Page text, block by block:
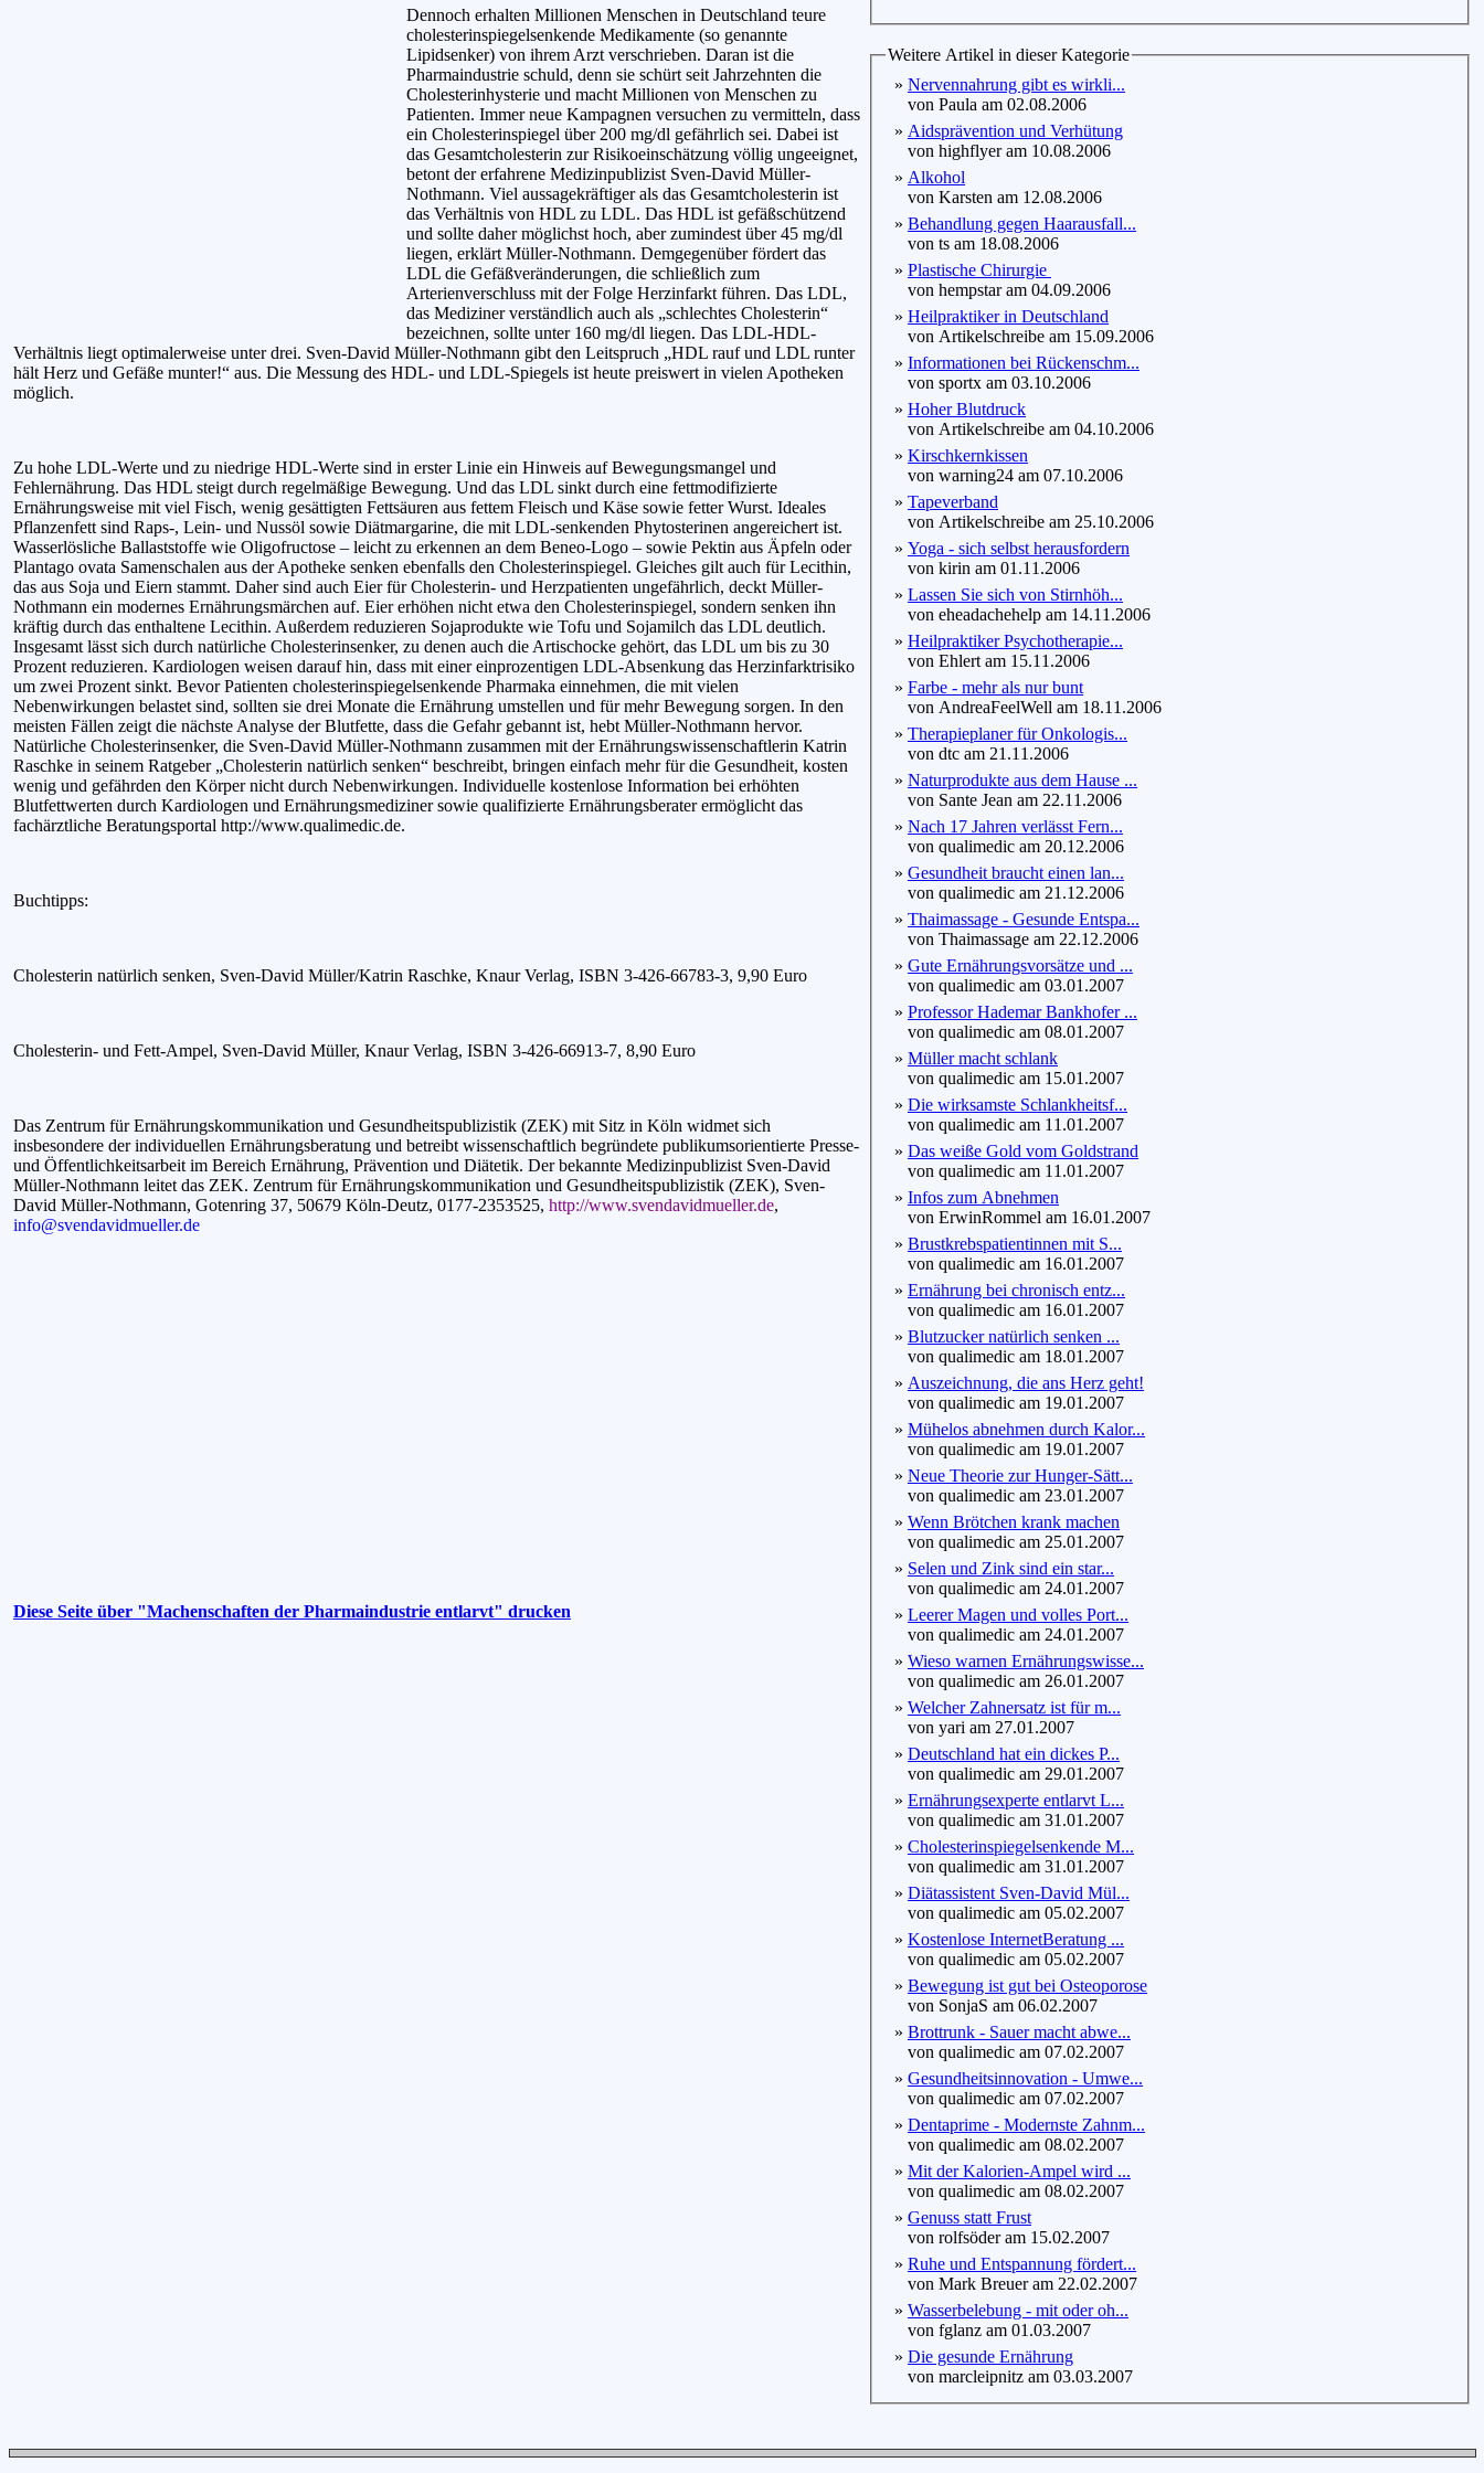
Dennoch erhalten Millionen Menschen in Deutschland teure
cholesterinspiegelsenkende Medikamente (so genannte
Lipidsenker) von ihrem Arzt verschrieben. Daran ist die
Pharmaindustrie schuld, denn sie schürt seit Jahrzehnten die
Cholesterinhysterie und macht Millionen von Menschen zu
Patienten. Immer neue Kampagnen versuchen zu vermitteln, dass
ein Cholesterinspiegel über 200 mg/dl gefährlich sei. Dabei ist
das Gesamtcholesterin zur Risikoeinschätzung völlig ungeeignet,
betont der erfahrene Medizinpublizist Sven-David Müller-
Nothmann. Viel aussagekräftiger als das Gesamtcholesterin ist
das Verhältnis von HDL zu LDL. Das HDL ist gefäßschützend
und sollte daher möglichst hoch, aber zumindest über 45 mg/dl
liegen, erklärt Müller-Nothmann. Demgegenüber fördert das
LDL die Gefäßveränderungen, die schließlich zum
Arterienverschluss mit der Folge Herzinfarkt führen. Das LDL,
das Mediziner verständlich auch als „schlechtes Cholesterin“
bezeichnen, sollte unter 160 mg/dl liegen. Das LDL-HDL-
Verhältnis liegt optimalerweise unter drei. Sven-David Müller-Nothmann gibt den Leitspruch „HDL rauf und LDL runter
hält Herz und Gefäße munter!“ aus. Die Messung des HDL- und LDL-Spiegels ist heute preiswert in vielen Apotheken
möglich.
Zu hohe LDL-Werte und zu niedrige HDL-Werte sind in erster Linie ein Hinweis auf Bewegungsmangel und
Fehlernährung. Das HDL steigt durch regelmäßige Bewegung. Und das LDL sinkt durch eine fettmodifizierte
Ernährungsweise mit viel Fisch, wenig gesättigten Fettsäuren aus fettem Fleisch und Käse sowie fetter Wurst. Ideales
Pflanzenfett sind Raps-, Lein- und Nussöl sowie Diätmargarine, die mit LDL-senkenden Phytosterinen angereichert ist.
Wasserlösliche Ballaststoffe wie Oligofructose – leicht zu erkennen an dem Beneo-Logo – sowie Pektin aus Äpfeln oder
Plantago ovata Samenschalen aus der Apotheke senken ebenfalls den Cholesterinspiegel. Gleiches gilt auch für Lecithin,
das aus Soja und Eiern stammt. Daher sind auch Eier für Cholesterin- und Herzpatienten ungefährlich, deckt Müller-
Nothmann ein modernes Ernährungsmärchen auf. Eier erhöhen nicht etwa den Cholesterinspiegel, sondern senken ihn
kräftig durch das enthaltene Lecithin. Außerdem reduzieren Sojaprodukte wie Tofu und Sojamilch das LDL deutlich.
Insgesamt lässt sich durch natürliche Cholesterinsenker, zu denen auch die Artischocke gehört, das LDL um bis zu 30
Prozent reduzieren. Kardiologen weisen darauf hin, dass mit einer einprozentigen LDL-Absenkung das Herzinfarktrisiko
um zwei Prozent sinkt. Bevor Patienten cholesterinspiegelsenkende Pharmaka einnehmen, die mit vielen
Nebenwirkungen belastet sind, sollten sie drei Monate die Ernährung umstellen und für mehr Bewegung sorgen. In den
meisten Fällen zeigt die nächste Analyse der Blutfette, dass die Gefahr gebannt ist, hebt Müller-Nothmann hervor.
Natürliche Cholesterinsenker, die Sven-David Müller-Nothmann zusammen mit der Ernährungswissenschaftlerin Katrin
Raschke in seinem Ratgeber „Cholesterin natürlich senken“ beschreibt, bringen einfach mehr für die Gesundheit, kosten
wenig und gefährden den Körper nicht durch Nebenwirkungen. Individuelle kostenlose Information bei erhöhten
Blutfettwerten durch Kardiologen und Ernährungsmediziner sowie qualifizierte Ernährungsberater ermöglicht das
fachärztliche Beratungsportal http://www.qualimedic.de.
Buchtipps:
Cholesterin natürlich senken, Sven-David Müller/Katrin Raschke, Knaur Verlag, ISBN 3-426-66783-3, 9,90 Euro
Cholesterin- und Fett-Ampel, Sven-David Müller, Knaur Verlag, ISBN 3-426-66913-7, 8,90 Euro
Das Zentrum für Ernährungskommunikation und Gesundheitspublizistik (ZEK) mit Sitz in Köln widmet sich
insbesondere der individuellen Ernährungsberatung und betreibt wissenschaftlich begründete publikumsorientierte Presse-
und Öffentlichkeitsarbeit im Bereich Ernährung, Prävention und Diätetik. Der bekannte Medizinpublizist Sven-David
Müller-Nothmann leitet das ZEK. Zentrum für Ernährungskommunikation und Gesundheitspublizistik (ZEK), Sven-
David Müller-Nothmann, Gotenring 37, 50679 Köln-Deutz, 0177-2353525, http://www.svendavidmueller.de,
info@svendavidmueller.de
Diese Seite über "Machenschaften der Pharmaindustrie entlarvt" drucken
Weitere Artikel in dieser Kategorie
» Nervennahrung gibt es wirkli...
von Paula am 02.08.2006
» Aidsprävention und Verhütung
von highflyer am 10.08.2006
» Alkohol
von Karsten am 12.08.2006
» Behandlung gegen Haarausfall...
von ts am 18.08.2006
» Plastische Chirurgie
von hempstar am 04.09.2006
» Heilpraktiker in Deutschland
von Artikelschreibe am 15.09.2006
» Informationen bei Rückenschm...
von sportx am 03.10.2006
» Hoher Blutdruck
von Artikelschreibe am 04.10.2006
» Kirschkernkissen
von warning24 am 07.10.2006
» Tapeverband
von Artikelschreibe am 25.10.2006
» Yoga - sich selbst herausfordern
von kirin am 01.11.2006
» Lassen Sie sich von Stirnhöh...
von eheadachehelp am 14.11.2006
» Heilpraktiker Psychotherapie...
von Ehlert am 15.11.2006
» Farbe - mehr als nur bunt
von AndreaFeelWell am 18.11.2006
» Therapieplaner für Onkologis...
von dtc am 21.11.2006
» Naturprodukte aus dem Hause ...
von Sante Jean am 22.11.2006
» Nach 17 Jahren verlässt Fern...
von qualimedic am 20.12.2006
» Gesundheit braucht einen lan...
von qualimedic am 21.12.2006
» Thaimassage - Gesunde Entspa...
von Thaimassage am 22.12.2006
» Gute Ernährungsvorsätze und ...
von qualimedic am 03.01.2007
» Professor Hademar Bankhofer ...
von qualimedic am 08.01.2007
» Müller macht schlank
von qualimedic am 15.01.2007
» Die wirksamste Schlankheitsf...
von qualimedic am 11.01.2007
» Das weiße Gold vom Goldstrand
von qualimedic am 11.01.2007
» Infos zum Abnehmen
von ErwinRommel am 16.01.2007
» Brustkrebspatientinnen mit S...
von qualimedic am 16.01.2007
» Ernährung bei chronisch entz...
von qualimedic am 16.01.2007
» Blutzucker natürlich senken ...
von qualimedic am 18.01.2007
» Auszeichnung, die ans Herz geht!
von qualimedic am 19.01.2007
» Mühelos abnehmen durch Kalor...
von qualimedic am 19.01.2007
» Neue Theorie zur Hunger-Sätt...
von qualimedic am 23.01.2007
» Wenn Brötchen krank machen
von qualimedic am 25.01.2007
» Selen und Zink sind ein star...
von qualimedic am 24.01.2007
» Leerer Magen und volles Port...
von qualimedic am 24.01.2007
» Wieso warnen Ernährungswisse...
von qualimedic am 26.01.2007
» Welcher Zahnersatz ist für m...
von yari am 27.01.2007
» Deutschland hat ein dickes P...
von qualimedic am 29.01.2007
» Ernährungsexperte entlarvt L...
von qualimedic am 31.01.2007
» Cholesterinspiegelsenkende M...
von qualimedic am 31.01.2007
» Diätassistent Sven-David Mül...
von qualimedic am 05.02.2007
» Kostenlose InternetBeratung ...
von qualimedic am 05.02.2007
» Bewegung ist gut bei Osteoporose
von SonjaS am 06.02.2007
» Brottrunk - Sauer macht abwe...
von qualimedic am 07.02.2007
» Gesundheitsinnovation - Umwe...
von qualimedic am 07.02.2007
» Dentaprime - Modernste Zahnm...
von qualimedic am 08.02.2007
» Mit der Kalorien-Ampel wird ...
von qualimedic am 08.02.2007
» Genuss statt Frust
von rolfsöder am 15.02.2007
» Ruhe und Entspannung fördert...
von Mark Breuer am 22.02.2007
» Wasserbelebung - mit oder oh...
von fglanz am 01.03.2007
» Die gesunde Ernährung
von marcleipnitz am 03.03.2007